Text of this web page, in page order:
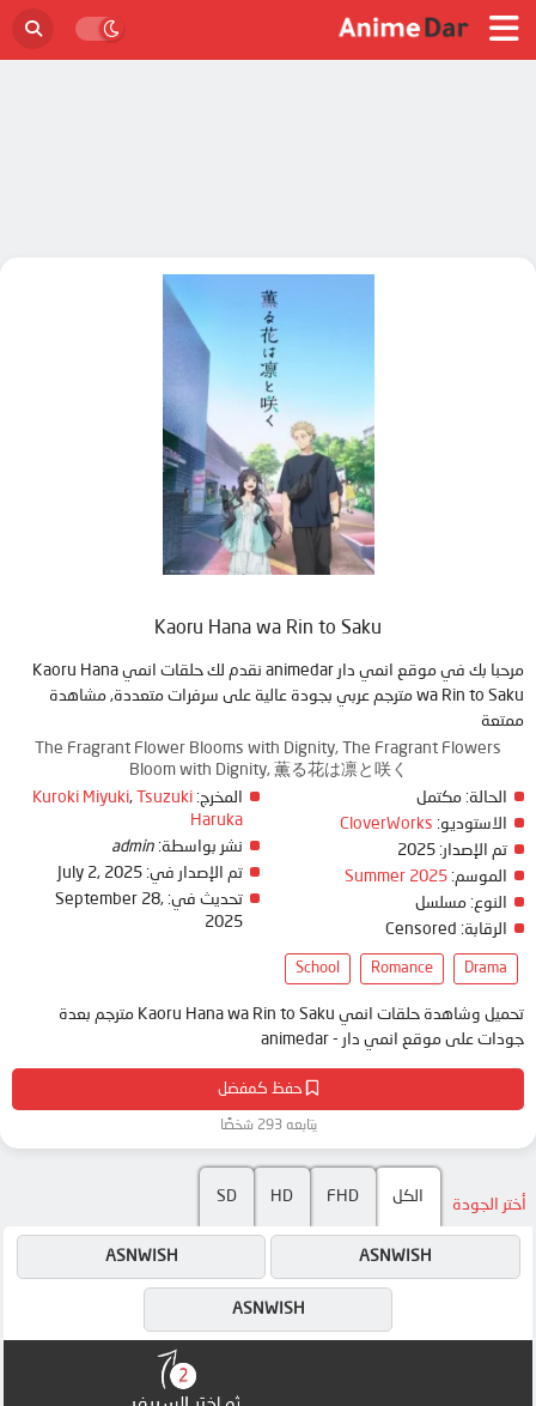
حفظ كمفضل
يتابعه 293 شخصًا
Kaoru Hana wa Rin to Saku
مرحبا بك في موقع انمي دار animedar نقدم لك حلقات انمي Kaoru Hana
wa Rin to Saku مترجم عربي بجودة عالية على سرفرات متعددة, مشاهدة
ممتعة
The Fragrant Flower Blooms with Dignity, The Fragrant Flowers
Bloom with Dignity, 薫る花は凛と咲く
الحالة: مكتمل
الاستوديو: CloverWorks
تم الإصدار:
الموسم: Summer 2025
النوع: مسلسل
الرقابة:
المخرج: Kuroki Miyuki,
Tsuzuki
Haruka
نشر بواسطة: admin
تم الإصدار في: July 2, 2025
تحديث في: September 28,
2025
Drama
Romance
School
تحميل وشاهدة حلقات انمي Kaoru Hana wa Rin to Saku مترجم بعدة
جودات على موقع انمي دار - animedar
أختر الجودة الكل FHD
HD
SD
ASNWISH
ASNWISH
ASNWISH